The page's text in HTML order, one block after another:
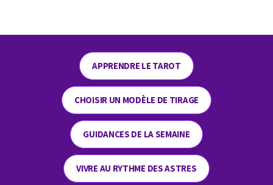
APPRENDRE LE TAROT
CHOISIR UN MODÈLE DE TIRAGE
GUIDANCES DE LA SEMAINE
VIVRE AU RYTHME DES ASTRES